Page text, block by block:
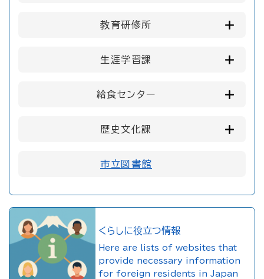
教育研修所
生涯学習課
給食センター
歴史文化課
市立図書館
くらしに役立つ情報
Here are lists of websites that
provide necessary information
for foreign residents in Japan